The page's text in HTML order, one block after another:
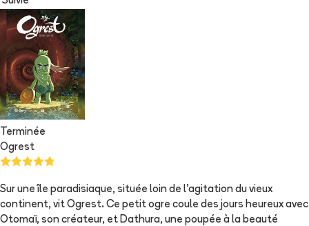
Terminée
Ogrest
Sur une île paradisiaque, située loin de l'agitation du vieux
continent, vit Ogrest. Ce petit ogre coule des jours heureux avec
Otomaï, son créateur, et Dathura, une poupée à la beauté